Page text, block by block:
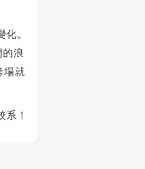
。
浪
場就
！